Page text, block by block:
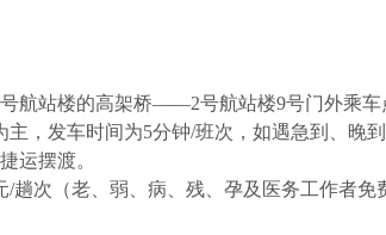
航站楼的高架桥——2号航站楼9号门外乘车
，发车时间为5分钟/班次，如遇急到、
运摆渡。
趟次（老、弱、病、残、孕及医务工作者